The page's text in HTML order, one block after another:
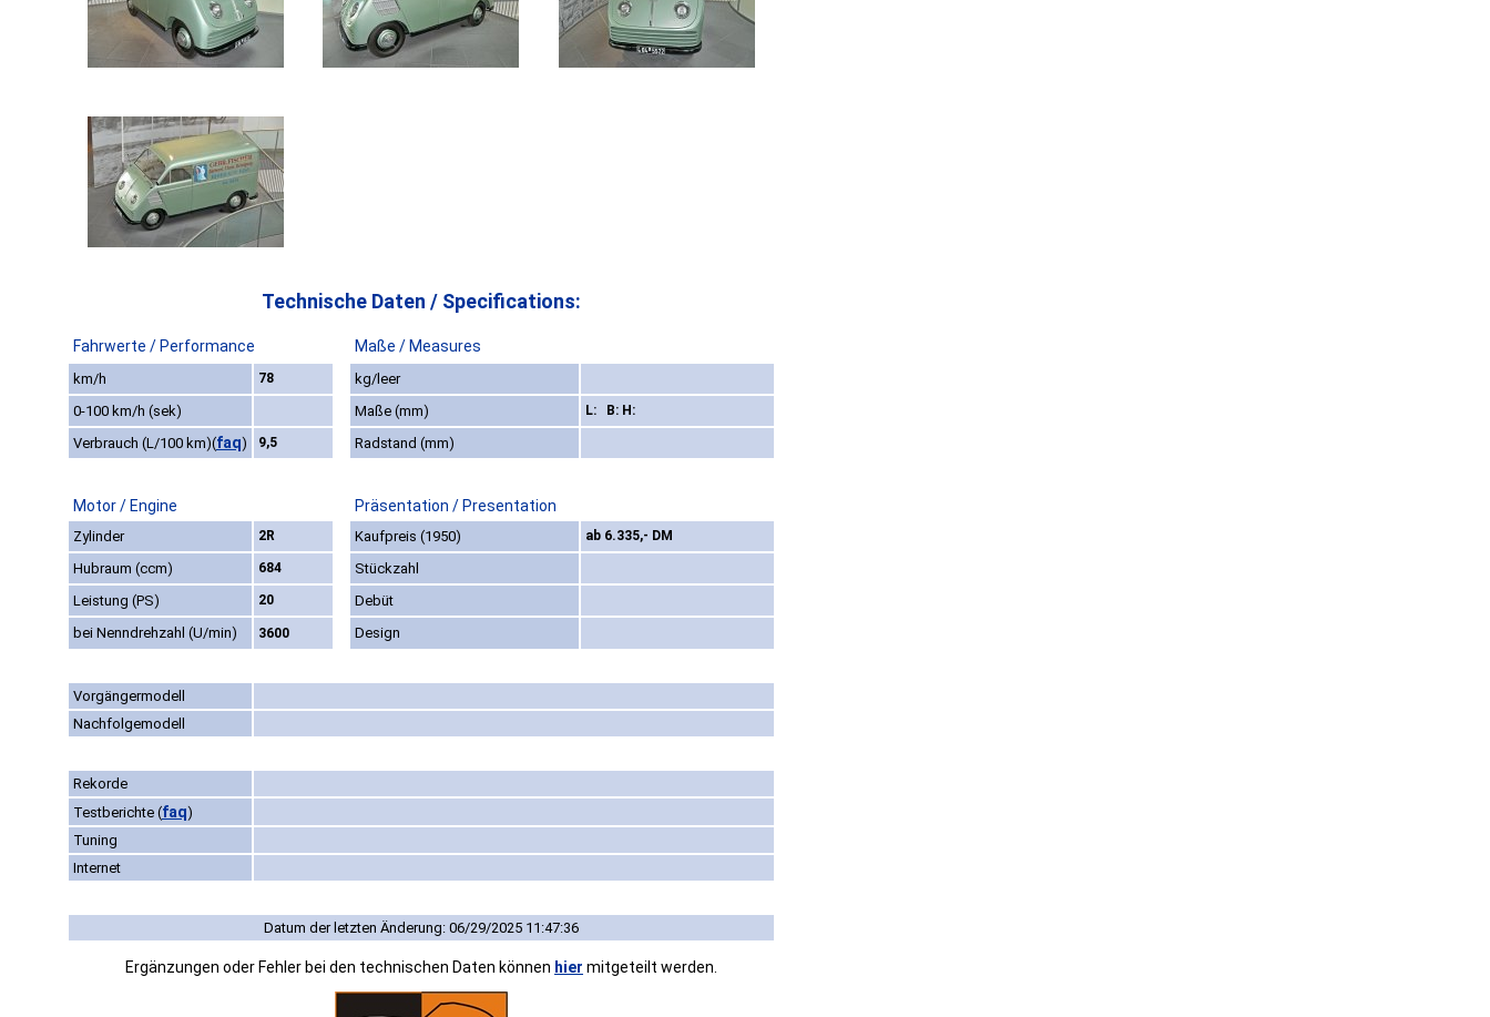
Technische Daten / Specifications:
Fahrwerte / Performance Maße / Measures
km/h 78
kg/leer
0-100 km/h (sek)
Maße (mm) L: B: H:
Verbrauch (L/100 km)(faq) 9,5 Radstand (mm)
Motor / Engine Präsentation / Presentation
Zylinder 2R Kaufpreis (1950) ab 6.335,- DM
Hubraum (ccm) 684
Stückzahl
Leistung (PS)
20
Debüt
bei Nenndrehzahl (U/min)
3600 Design
Vorgängermodell
Nachfolgemodell
Rekorde
Testberichte (faq)
Tuning
Internet
Datum der letzten Änderung: 06/29/2025 11:47:36
Ergänzungen oder Fehler bei den technischen Daten können hier mitgeteilt werden.